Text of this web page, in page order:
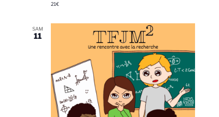
21€
SAM
11